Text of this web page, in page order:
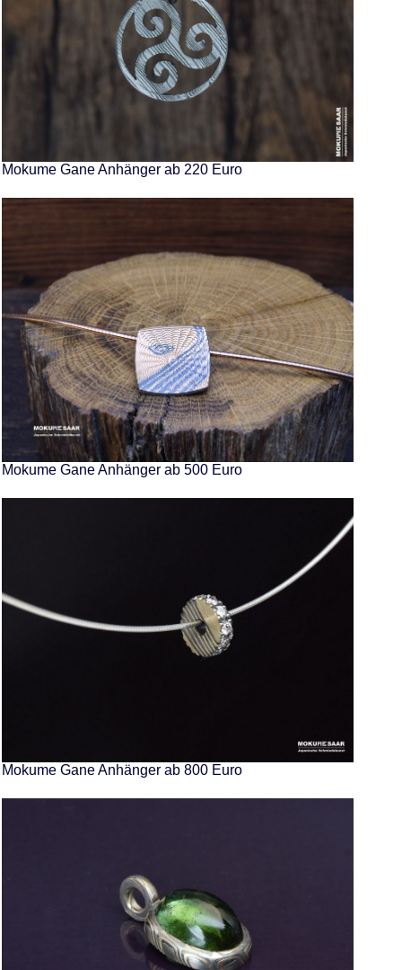
Mokume Gane Anhänger ab 220 Euro
Mokume Gane Anhänger ab 500 Euro
Mokume Gane Anhänger ab 800 Euro